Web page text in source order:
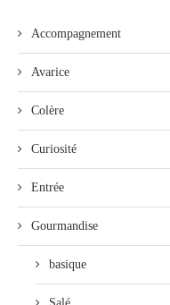
Accompagnement
Avarice
Colère
Curiosité
Entrée
Gourmandise
basique